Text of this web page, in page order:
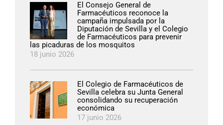
El Consejo General de
Farmacéuticos reconoce la
campaña impulsada por la
Diputación de Sevilla y el Colegio
de Farmacéuticos para prevenir
las picaduras de los mosquitos
18 junio 2026
El Colegio de Farmacéuticos de
Sevilla celebra su Junta General
consolidando su recuperación
económica
17 junio 2026